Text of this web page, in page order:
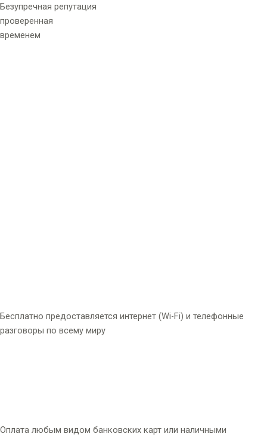
Безупречная репутация
проверенная
временем
Бесплатно предоставляется интернет (Wi-Fi) и телефонные
разговоры по всему миру
Оплата любым видом банковских карт или наличными